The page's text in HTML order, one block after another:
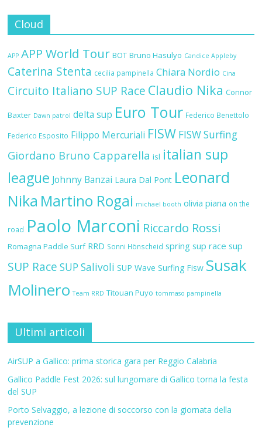
Cloud
APP APP World Tour BOT Bruno Hasulyo Candice Appleby
Caterina Stenta cecilia pampinella Chiara Nordio Cina
Circuito Italiano SUP Race Claudio Nika Connor
Baxter Dawn patrol delta sup Euro Tour Federico Benettolo
Federico Esposito Filippo Mercuriali FISW FISW Surfing
Giordano Bruno Capparella isl italian sup
league Johnny Banzai Laura Dal Pont Leonard
Nika Martino Rogai michael booth olivia piana on the
road Paolo Marconi Riccardo Rossi
Romagna Paddle Surf RRD Sonni Hönscheid spring sup race sup
SUP Race SUP Salivoli SUP Wave Surfing Fisw Susak
Molinero Team RRD Titouan Puyo tommaso pampinella
Ultimi articoli
AirSUP a Gallico: prima storica gara per Reggio Calabria
Gallico Paddle Fest 2026: sul lungomare di Gallico torna la festa
del SUP
Porto Selvaggio, a lezione di soccorso con la giornata della
prevenzione